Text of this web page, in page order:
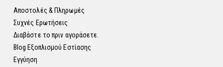
Αποστολές & Πληρωμές
Συχνές Ερωτήσεις
Διαβάστε το πριν αγοράσετε.
Blog Εξοπλισμού Εστίασης
Εγγύηση